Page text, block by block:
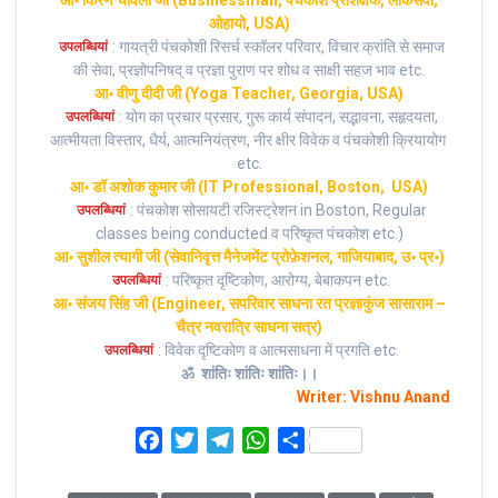
ओहायो, USA)
उपलब्धियां : गायत्री पंचकोशी रिसर्च स्कॉलर परिवार, विचार क्रांति से समाज
की सेवा, प्रज्ञोपनिषद् व प्रज्ञा पुराण पर शोध व साक्षी सहज भाव etc.
आ॰ वीणु दीदी जी (Yoga Teacher, Georgia, USA)
उपलब्धियां : योग का प्रचार प्रसार, गुरू कार्य संपादन, सद्भावना, सहृदयता,
आत्मीयता विस्तार, धैर्य, आत्मनियंत्रण, नीर क्षीर विवेक व पंचकोशी क्रियायोग
etc.
आ॰ डॉ अशोक कुमार जी (IT Professional, Boston, USA)
उपलब्धियां : पंचकोश सोसायटी रजिस्ट्रेशन in Boston, Regular
classes being conducted व परिष्कृत पंचकोश etc.)
आ॰ सुशील त्यागी जी (सेवानिवृत्त मैनेजमेंट प्रोफ़ेशनल, गाजियाबाद, उ॰ प्र॰)
उपलब्धियां : परिष्कृत दृष्टिकोण, आरोग्य, बेबाकपन etc.
आ॰ संजय सिंह जी (Engineer, सपरिवार साधना रत प्रज्ञाकुंज सासाराम –
चैत्र नवरात्रि साधना सत्र)
उपलब्धियां : विवेक दृष्टिकोण व आत्मसाधना में प्रगति etc.
ॐ शांतिः शांतिः शांतिः।।
Writer: Vishnu Anand
c
i
l
W
a
S
a